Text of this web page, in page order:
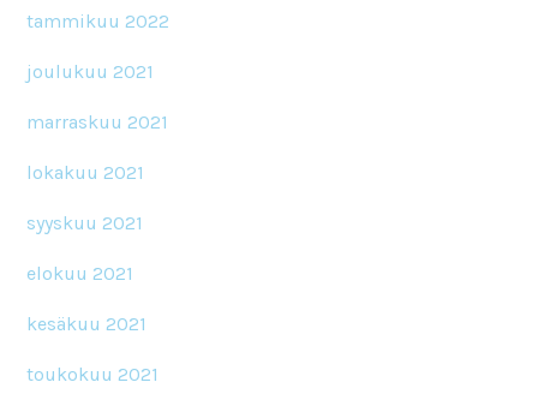
tammikuu 2022
joulukuu 2021
marraskuu 2021
lokakuu 2021
syyskuu 2021
elokuu 2021
kesäkuu 2021
toukokuu 2021